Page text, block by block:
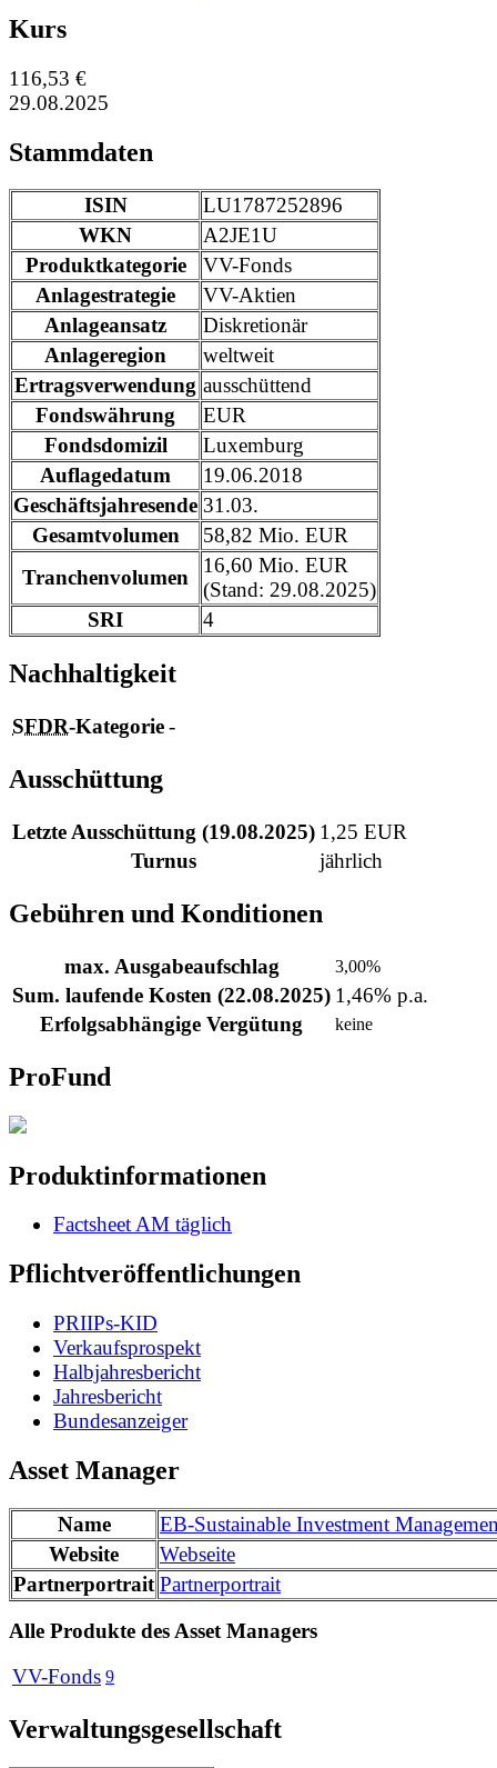
Kurs
116,53 €
29.08.2025
Stammdaten
ISIN
LU1787252896
WKN
A2JE1U
Produktkategorie
VV-Fonds
Anlagestrategie
VV-Aktien
Anlageansatz
Diskretionär
Anlageregion
weltweit
Ertragsverwendung ausschüttend
Fondswährung
EUR
Fondsdomizil
Luxemburg
Auflagedatum
19.06.2018
Geschäftsjahresende 31.03.
Gesamtvolumen
58,82 Mio. EUR
Tranchenvolumen
16,60 Mio. EUR
(Stand: 29.08.2025)
SRI
4
Nachhaltigkeit
SFDR-Kategorie-
Ausschüttung
Letzte Ausschüttung (19.08.2025) 1,25 EUR
Turnus
jährlich
Gebühren und Konditionen
max. Ausgabeaufschlag 3,00%
Sum. laufende Kosten (22.08.2025) 1,46% p.a.
Erfolgsabhängige Vergütung
keine
ProFund
Produktinformationen
Factsheet AM täglich
Pflichtveröffentlichungen
PRIIPs-KID
Verkaufsprospekt
Halbjahresbericht
Jahresbericht
Bundesanzeiger
Asset Manager
Name
EB-Sustainable Investment
Website
Webseite
Partnerportrait Partnerportrait
Alle Produkte des Asset Managers
VV-Fonds 9
Verwaltungsgesellschaft